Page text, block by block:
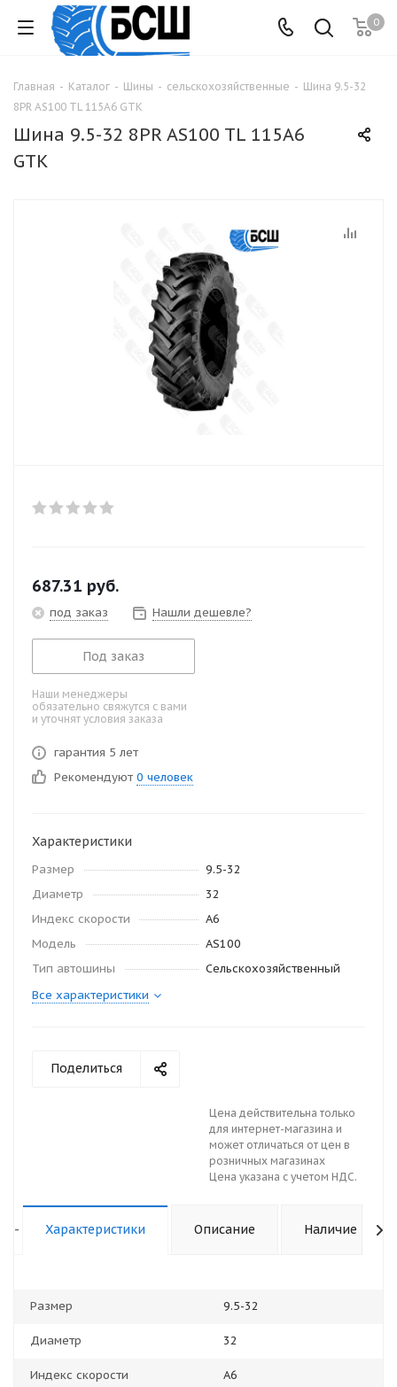
0
Главная - Каталог - Шины - сельскохозяйственные - Шина 9.5-32
8PR AS100 TL 115A6 GTK
Шина 9.5-32 8PR AS100 TL 115A6
GTK
687.31 руб.
под заказ Нашли дешевле?
Под заказ
Наши менеджеры
обязательно свяжутся с вами
и уточнят условия заказа
гарантия 5 лет
Рекомендуют 0 человек
Характеристики
Размер
9.5-32
Диаметр
32
Индекс скорости
A6
Модель
AS100
Тип автошины
Сельскохозяйственный
Все характеристики
Поделиться
Цена действительна только
для интернет-магазина и
может отличаться от цен в
розничных магазинах
Цена указана с учетом НДС.
- Характеристики Описание Наличие
Размер 9.5-32
Диаметр 32
Индекс скорости A6